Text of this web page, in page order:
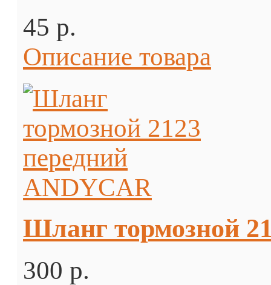
45 p.
Описание товара
Шланг тормозной
300 p.